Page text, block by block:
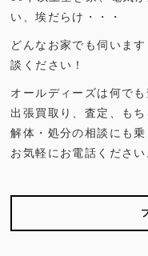
い、埃だらけ・・・
どんなお家でも伺いま
談ください！
オールディーズは何でも
出張買取り、査定、もち
解体・処分の相談にも乗
お気軽にお電話ください